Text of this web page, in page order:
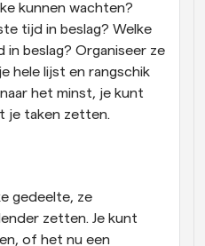
kunnen wachten?
tijd in beslag? Welke
beslag? Organiseer ze
hele lijst en rangschik
het minst, je kunt
je taken zetten.
gedeelte, ze
zetten. Je kunt
of het nu een